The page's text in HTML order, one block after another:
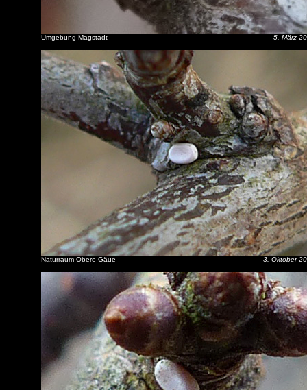
Umgebung Magstadt 5. März
Naturraum Obere Gäue 3. Oktober